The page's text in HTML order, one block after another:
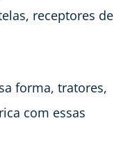
receptores de
forma, tratores,
com essas